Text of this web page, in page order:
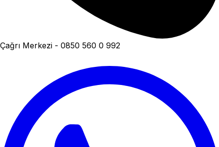
Çağrı Merkezi - 0850 560 0 992